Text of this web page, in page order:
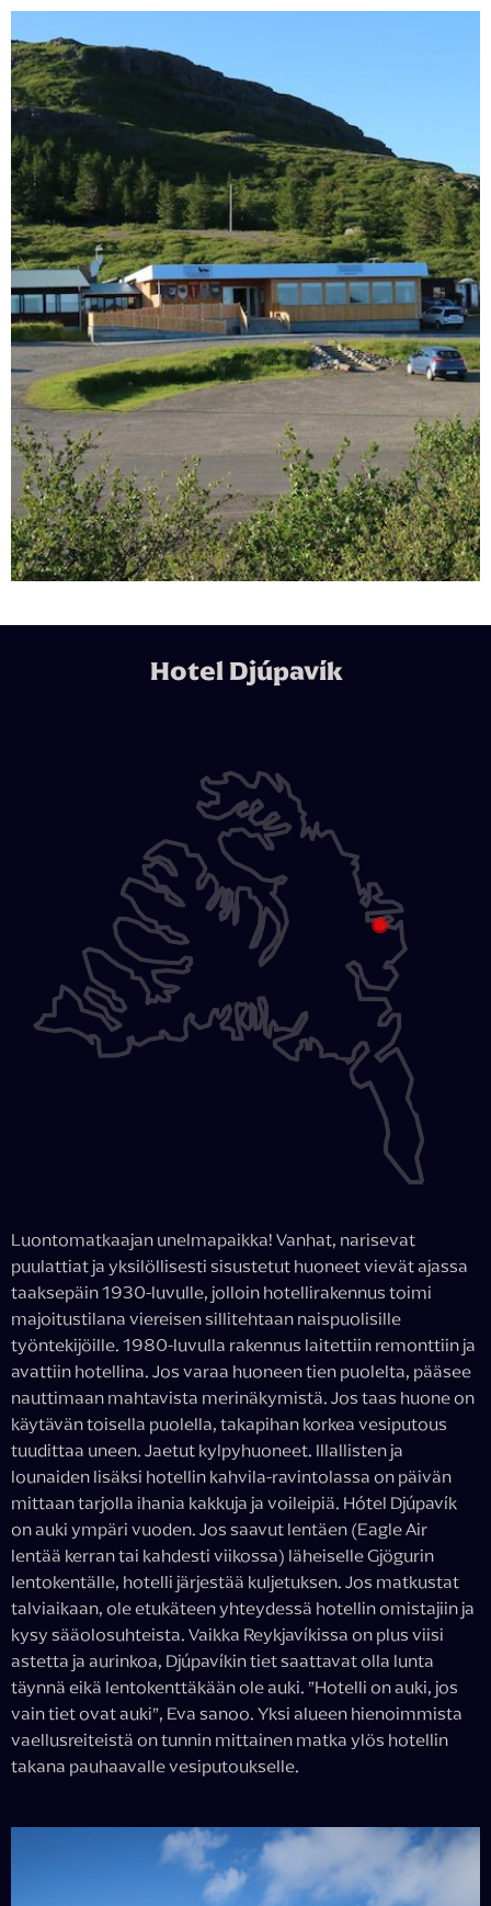
Hotel Djúpavík
Luontomatkaajan unelmapaikka! Vanhat, narisevat
puulattiat ja yksilöllisesti sisustetut huoneet vievät ajassa
taaksepäin 1930-luvulle, jolloin hotellirakennus toimi
majoitustilana viereisen sillitehtaan naispuolisille
työntekijöille. 1980-luvulla rakennus laitettiin remonttiin ja
avattiin hotellina. Jos varaa huoneen tien puolelta, pääsee
nauttimaan mahtavista merinäkymistä. Jos taas huone on
käytävän toisella puolella, takapihan korkea vesiputous
tuudittaa uneen. Jaetut kylpyhuoneet. Illallisten ja
lounaiden lisäksi hotellin kahvila-ravintolassa on päivän
mittaan tarjolla ihania kakkuja ja voileipiä. Hótel Djúpavík
on auki ympäri vuoden. Jos saavut lentäen (Eagle Air
lentää kerran tai kahdesti viikossa) läheiselle Gjögurin
lentokentälle, hotelli järjestää kuljetuksen. Jos matkustat
talviaikaan, ole etukäteen yhteydessä hotellin omistajiin ja
kysy sääolosuhteista. Vaikka Reykjavíkissa on plus viisi
astetta ja aurinkoa, Djúpavíkin tiet saattavat olla lunta
täynnä eikä lentokenttäkään ole auki. ”Hotelli on auki, jos
vain tiet ovat auki”, Eva sanoo. Yksi alueen hienoimmista
vaellusreiteistä on tunnin mittainen matka ylös hotellin
takana pauhaavalle vesiputoukselle.